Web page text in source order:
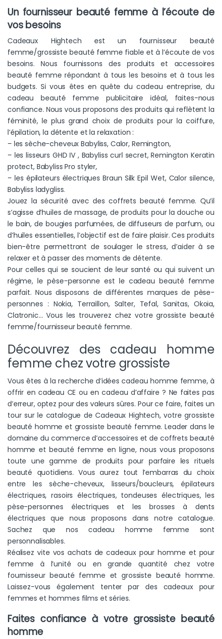
Un fournisseur beauté femme à l’écoute de
vos besoins
Cadeaux Hightech est un fournisseur beauté
femme/grossiste beauté femme fiable et à l’écoute de vos
besoins. Nous fournissons des produits et accessoires
beauté femme répondant à tous les besoins et à tous les
budgets. Si vous êtes en quête du cadeau entreprise, du
cadeau beauté femme publicitaire idéal, faites-nous
confiance. Nous vous proposons des produits qui reflètent la
féminité, le plus grand choix de produits pour la coiffure,
l’épilation, la détente et la relaxation :
– les sèche-cheveux Babyliss, Calor, Remington,
– les lisseurs GHD IV , Babyliss curl secret, Remington Keratin
protect, Babyliss Pro styler,
– les épilateurs électriques Braun Silk Epil Wet, Calor silence,
Babyliss ladygliss.
Jouez la sécurité avec des coffrets beauté femme. Qu’il
s’agisse d’huiles de massage, de produits pour la douche ou
le bain, de bougies parfumées, de diffuseurs de parfum, ou
d’huiles essentielles, l’objectif est de faire plaisir. Ces produits
bien-être permettront de soulager le stress, d’aider à se
relaxer et à passer des moments de détente.
Pour celles qui se soucient de leur santé ou qui suivent un
régime, le pèse-personne est le cadeau beauté femme
parfait. Nous disposons de différentes marques de pèse-
personnes : Nokia, Terraillon, Salter, Tefal, Sanitas, Okoia,
Clatronic… Vous les trouverez chez votre grossiste beauté
femme/fournisseur beauté femme.
Découvrez des cadeau homme
femme chez votre grossiste
Vous êtes à la recherche d’idées cadeau homme femme, à
offrir en cadeau CE ou en cadeau d’affaire ? Ne faites pas
d’erreur, optez pour des valeurs sûres. Pour ce faire, faites un
tour sur le catalogue de Cadeaux Hightech, votre grossiste
beauté homme et grossiste beauté femme. Leader dans le
domaine du commerce d’accessoires et de coffrets beauté
homme et beauté femme en ligne, nous vous proposons
toute une gamme de produits pour parfaire les rituels
beauté quotidiens. Vous aurez tout l’embarras du choix
entre les sèche-cheveux, lisseurs/boucleurs, épilateurs
électriques, rasoirs électriques, tondeuses électriques, les
pèse-personnes électriques et les brosses à dents
électriques que nous proposons dans notre catalogue.
Sachez que nos cadeau homme femme sont
personnalisables.
Réalisez vite vos achats de cadeaux pour homme et pour
femme à l’unité ou en grande quantité chez votre
fournisseur beauté femme et grossiste beauté homme.
Laissez-vous également tenter par des cadeaux pour
femmes et hommes films et séries.
Faites confiance à votre grossiste beauté
homme